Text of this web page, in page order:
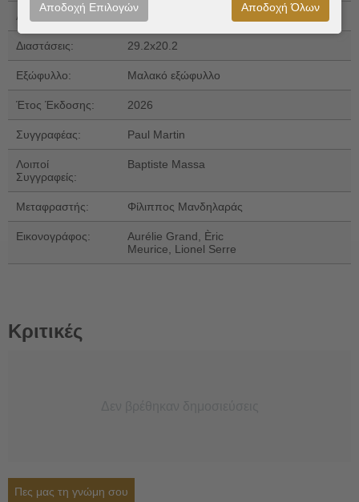
Αριθμός Σελίδων:
Διαστάσεις: 29.2x20.2
Εξώφυλλο: Μαλακό εξώφυλλο
Έτος Έκδοσης: 2026
Συγγραφέας: Paul Martin
Λοιποί
Συγγραφείς:
Baptiste Massa
Μεταφραστής: Φίλιππος Μανδηλαράς
Εικονογράφος:
Aurélie Grand, Èric
Meurice, Lionel Serre
Κριτικές
Πες μας τη γνώμη σου
Αποδοχή Επιλογών Αποδοχή Όλων